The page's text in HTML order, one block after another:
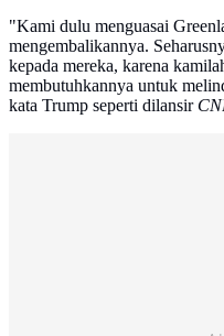
"Kami dulu menguasai
mengembalikannya.
kepada mereka, karena
membutuhkannya untuk
kata Trump seperti dilansir